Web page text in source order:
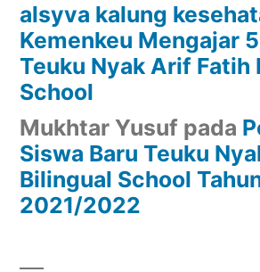
alsyva kalung
Kemenkeu Mengajar
Teuku Nyak Arif Fatih
School
Mukhtar Yusuf pada
Siswa Baru Teuku
Bilingual School
2021/2022